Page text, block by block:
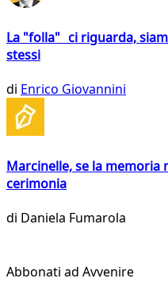
La "folla" ci riguarda,
stessi
di Enrico Giovannini
Marcinelle, se la memoria
cerimonia
di Daniela Fumarola
Abbonati ad Avvenire